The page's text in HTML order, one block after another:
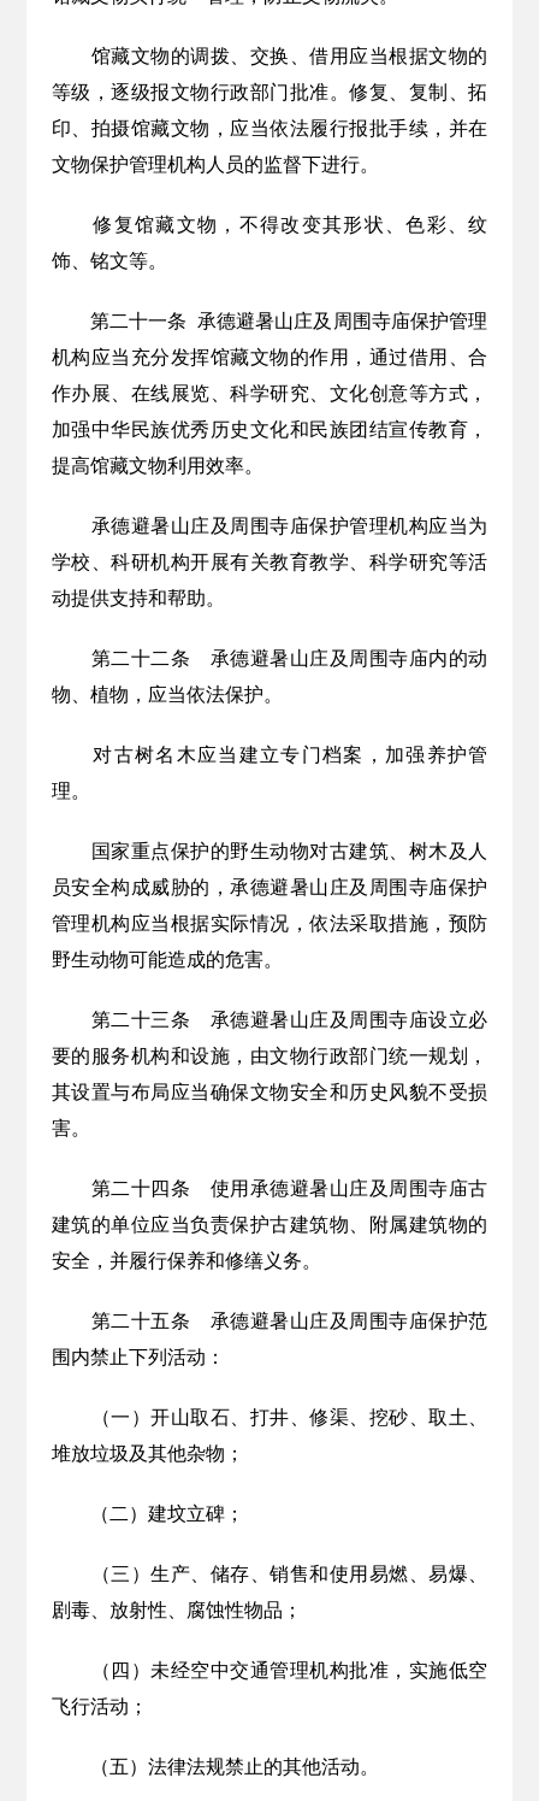
馆藏文物的调拨、交换、借用应当根据文物的
等级，逐级报文物行政部门批准。修复、复制、拓
印、拍摄馆藏文物，应当依法履行报批手续，并在
文物保护管理机构人员的监督下进行。
修复馆藏文物，不得改变其形状、色彩、纹
饰、铭文等。
第二十一条
承德避暑山庄及周围寺庙保护管理
机构应当充分发挥馆藏文物的作用，通过借用、合
作办展、在线展览、科学研究、文化创意等方式，
加强中华民族优秀历史文化和民族团结宣传教育，
提高馆藏文物利用效率。
承德避暑山庄及周围寺庙保护管理机构应当为
学校、科研机构开展有关教育教学、科学研究等活
动提供支持和帮助。
第二十二条
承德避暑山庄及周围寺庙内的动
物、植物，应当依法保护。
对古树名木应当建立专门档案，加强养护管
理。
国家重点保护的野生动物对古建筑、树木及人
员安全构成威胁的，承德避暑山庄及周围寺庙保护
管理机构应当根据实际情况，依法采取措施，预防
野生动物可能造成的危害。
第二十三条 承德避暑山庄及周围寺庙设立必
要的服务机构和设施，由文物行政部门统一规划，
其设置与布局应当确保文物安全和历史风貌不受损
害。
第二十四条 使用承德避暑山庄及周围寺庙古
建筑的单位应当负责保护古建筑物、附属建筑物的
安全，并履行保养和修缮义务。
第二十五条 承德避暑山庄及周围寺庙保护范
围内禁止下列活动：
（一）开山取石、打井、修渠、挖砂、取土、
堆放垃圾及其他杂物；
（二）建坟立碑；
（三）生产、储存、销售和使用易燃、易爆、
剧毒、放射性、腐蚀性物品；
（四） 未经空中交通管理机构批准，实施低空
飞行活动 ；
（五）法律法规禁止的其他活动。